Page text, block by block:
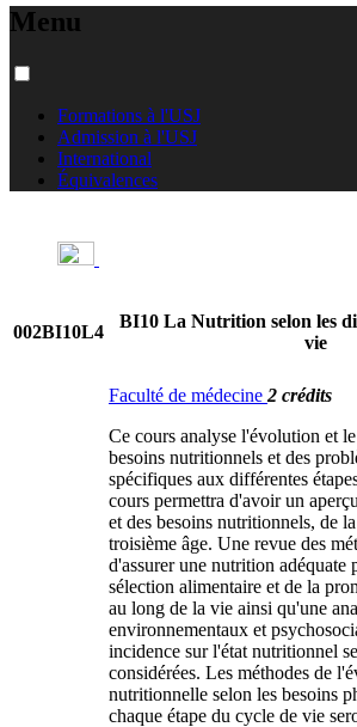
Menu
Formations à l'USJ
Admission à l'USJ
International
Équivalences
002BI10L4
BI10 La Nutrition selon les
vie
Faculté de médecine 2 crédits
Ce cours analyse l'évolution et
besoins nutritionnels et des
spécifiques aux différentes
cours permettra d'avoir un
et des besoins nutritionnels, de
troisième âge. Une revue des
d'assurer une nutrition adéquate
sélection alimentaire et de la
au long de la vie ainsi qu'une
environnementaux et
incidence sur l'état nutritionnel
considérées. Les méthodes de
nutritionnelle selon les besoins
chaque étape du cycle de vie